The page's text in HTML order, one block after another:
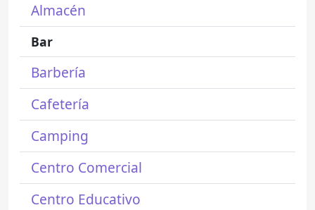
Almacén
Bar
Barbería
Cafetería
Camping
Centro Comercial
Centro Educativo